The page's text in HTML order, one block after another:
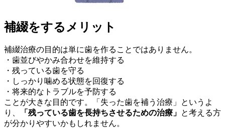
補綴をするメリット
補綴治療の目的は単に歯を作ることではありません。
・歯並びやかみ合わせを維持する
・残っている歯を守る
・しっかり噛める状態を回復する
・将来的なトラブルを予防する
ことが大きな目的です。「失った歯を補う治療」というよ
り、
「残っている歯を長持ちさせるための治療」 と考える方
が分かりやすいかもしれません。